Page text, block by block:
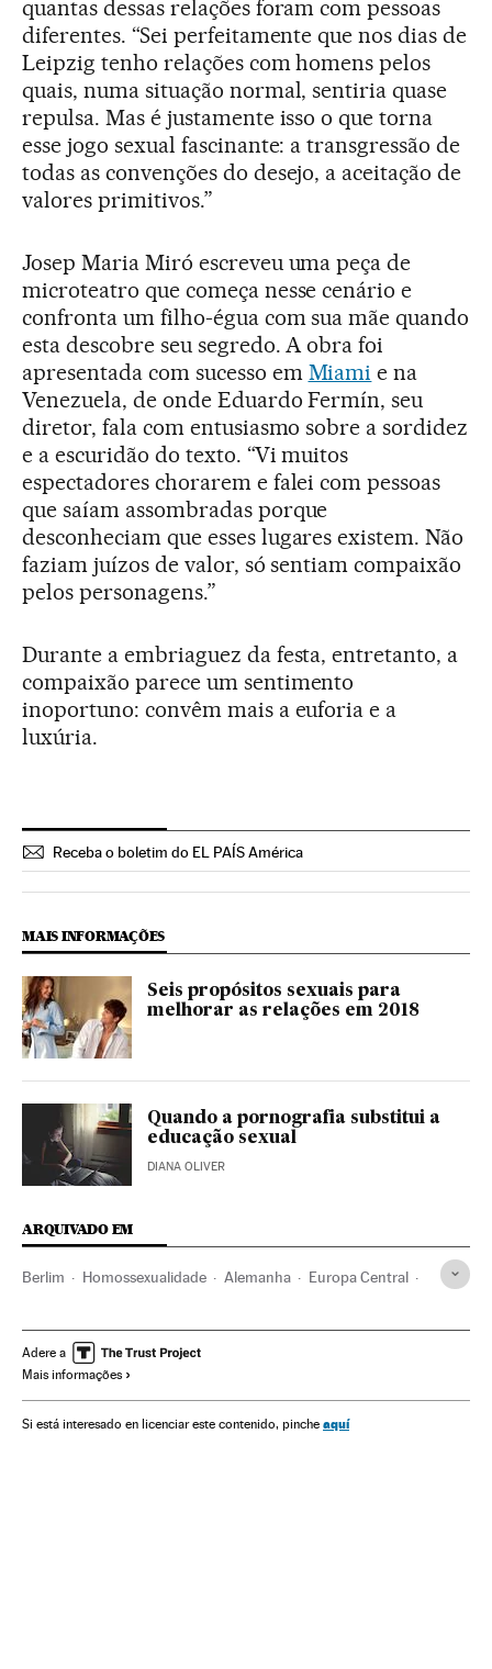
quantas dessas relações foram com pessoas
diferentes. “Sei perfeitamente que nos dias de
Leipzig tenho relações com homens pelos
quais, numa situação normal, sentiria quase
repulsa. Mas é justamente isso o que torna
esse jogo sexual fascinante: a transgressão de
todas as convenções do desejo, a aceitação de
valores primitivos.”
Josep Maria Miró escreveu uma peça de
microteatro que começa nesse cenário e
confronta um filho-égua com sua mãe quando
esta descobre seu segredo. A obra foi
apresentada com sucesso em Miami e na
Venezuela, de onde Eduardo Fermín, seu
diretor, fala com entusiasmo sobre a sordidez
e a escuridão do texto. “Vi muitos
espectadores chorarem e falei com pessoas
que saíam assombradas porque
desconheciam que esses lugares existem. Não
faziam juízos de valor, só sentiam compaixão
pelos personagens.”
Durante a embriaguez da festa, entretanto, a
compaixão parece um sentimento
inoportuno: convêm mais a euforia e a
luxúria.
Receba o boletim do EL PAÍS América
MAIS INFORMAÇÕES
Seis propósitos sexuais para
melhorar as relações em 2018
Quando a pornografia substitui a
educação sexual
DIANA OLIVER
ARQUIVADO EM
Berlim Homossexualidade Alemanha Europa Central
Adere a
Mais informações
Si está interesado en licenciar este contenido, pinche aquí